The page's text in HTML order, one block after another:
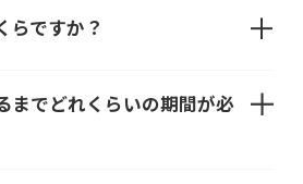
らですか？
までどれくらいの期間が必